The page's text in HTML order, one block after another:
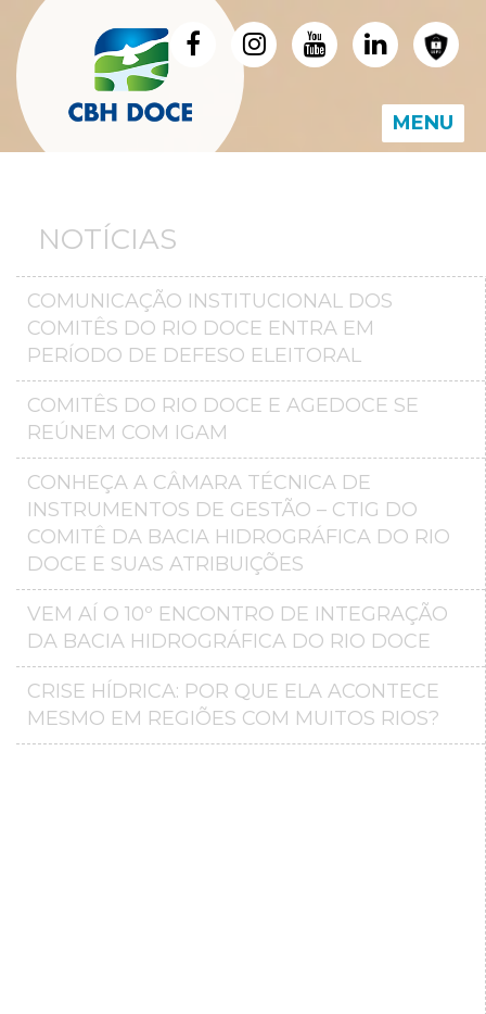
MENU
NOTÍCIAS
COMUNICAÇÃO INSTITUCIONAL DOS
COMITÊS DO RIO DOCE ENTRA EM
PERÍODO DE DEFESO ELEITORAL
COMITÊS DO RIO DOCE E AGEDOCE SE
REÚNEM COM IGAM
CONHEÇA A CÂMARA TÉCNICA DE
INSTRUMENTOS DE GESTÃO – CTIG DO
COMITÊ DA BACIA HIDROGRÁFICA DO RIO
DOCE E SUAS ATRIBUIÇÕES
VEM AÍ O 10º ENCONTRO DE INTEGRAÇÃO
DA BACIA HIDROGRÁFICA DO RIO DOCE
CRISE HÍDRICA: POR QUE ELA ACONTECE
MESMO EM REGIÕES COM MUITOS RIOS?